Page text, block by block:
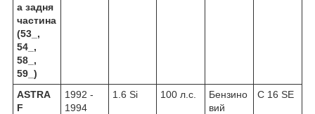
а задня
частина
(53_,
54_,
58_,
59_)
ASTRA
F
1992 -
1994
1.6 Si 100 л.с.
Бензино
вий
C 16 SE